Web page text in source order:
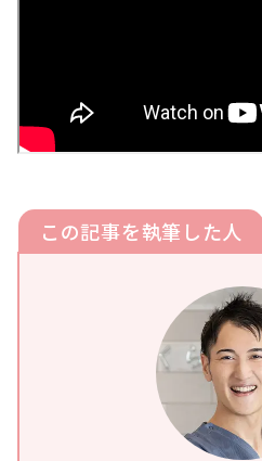
この記事を執筆した人